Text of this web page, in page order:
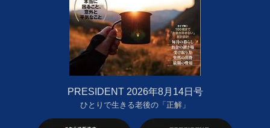
PRESIDENT 2026年8月14日号
ひとりで生きる老後の「正解」